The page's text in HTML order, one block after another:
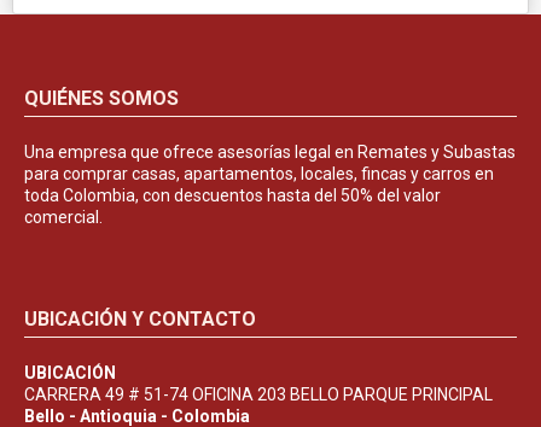
QUIÉNES SOMOS
Una empresa que ofrece asesorías legal en Remates y Subastas
para comprar casas, apartamentos, locales, fincas y carros en
toda Colombia, con descuentos hasta del 50% del valor
comercial.
UBICACIÓN Y CONTACTO
UBICACIÓN
CARRERA 49 # 51-74 OFICINA 203 BELLO PARQUE PRINCIPAL
Bello - Antioquia - Colombia